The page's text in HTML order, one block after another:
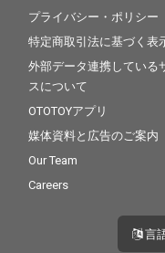
プライバシー・ポリシー
特定商取引法に基づく表
外部データ連携している
スについて
OTOTOYアプリ
媒体資料と広告のご案内
Our Team
Careers
言